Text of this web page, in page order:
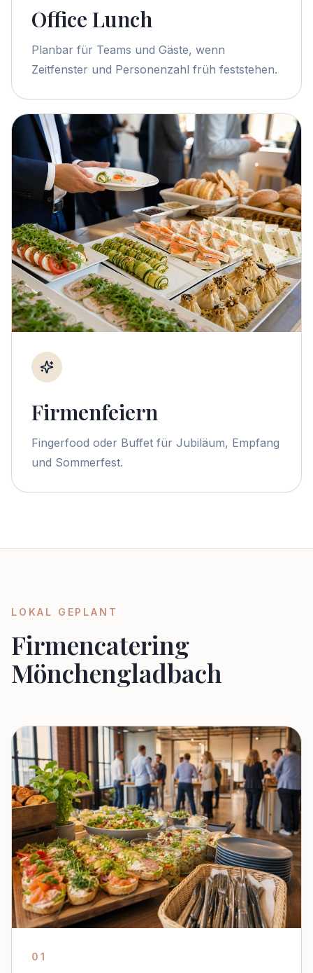
Office Lunch
Planbar für Teams und Gäste, wenn
Zeitfenster und Personenzahl früh feststehen.
Firmenfeiern
Fingerfood oder Buffet für Jubiläum, Empfang
und Sommerfest.
LOKAL GEPLANT
Firmencatering
Mönchengladbach
01